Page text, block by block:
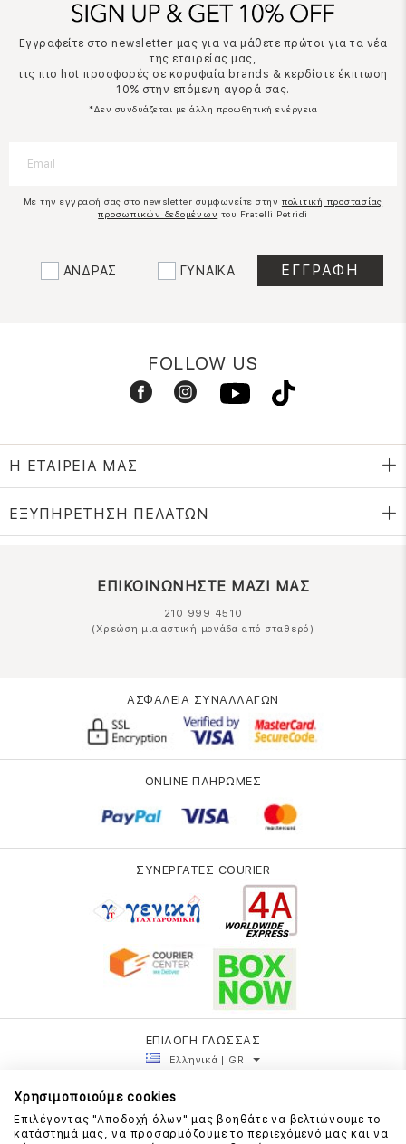
Εγγραφείτε στο newsletter μας για να μάθετε πρώτοι για τα νέα
της εταιρείας μας,
τις πιο hot προσφορές σε κορυφαία brands & κερδίστε έκπτωση
10% στην επόμενη αγορά σας.
*Δεν συνδυάζεται με άλλη προωθητική ενέργεια
Με την εγγραφή σας στο newsletter συμφωνείτε στην πολιτική προστασίας
προσωπικών δεδομένων του Fratelli Petridi
ΑΝΔΡΑΣ ΓΥΝΑΙΚΑ
FOLLOW US
Η ΕΤΑΙΡΕΙΑ ΜΑΣ
ΕΞΥΠΗΡΕΤΗΣΗ ΠΕΛΑΤΩΝ
ΕΠΙΚΟΙΝΩΝΗΣΤΕ ΜΑΖΙ ΜΑΣ
210 999 4510
(Χρεώση μια αστική μονάδα από σταθερό)
ΑΣΦΑΛΕΙΑ ΣΥΝΑΛΛΑΓΩΝ
ONLINE ΠΛΗΡΩΜΕΣ
ΣΥΝΕΡΓΑΤΕΣ COURIER
ΕΠΙΛΟΓΗ ΓΛΩΣΣΑΣ
Ελληνικά | GR
Χρησιμοποιούμε cookies
Επιλέγοντας "Αποδοχή όλων" μας βοηθάτε να βελτιώνουμε το
κατάστημά μας, να προσαρμόζουμε το περιεχόμενό μας και να